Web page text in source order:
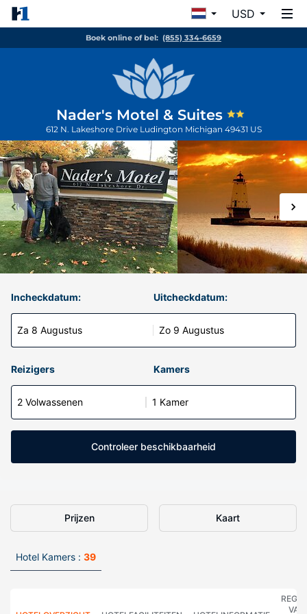
USD
Boek online of bel: (855) 334-6659
Nader's Motel & Suites
612 N. Lakeshore Drive Ludington Michigan 49431 US
Incheckdatum:
Za 8 Augustus
Uitcheckdatum:
Zo 9 Augustus
Reizigers Kamers
2 Volwassenen 1 Kamer
Controleer beschikbaarheid
Prijzen Kaart
Hotel Kamers : 39
VAN